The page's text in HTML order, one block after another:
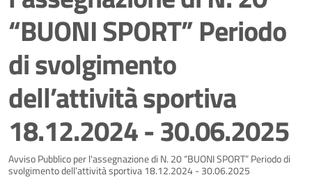
“BUONI SPORT” Periodo
di svolgimento
dell’attività sportiva
18.12.2024 - 30.06.2025
Dettagli della notizia
Avviso Pubblico per l'assegnazione di N. 20 “BUONI SPORT” Periodo di
svolgimento dell’attività sportiva 18.12.2024 - 30.06.2025